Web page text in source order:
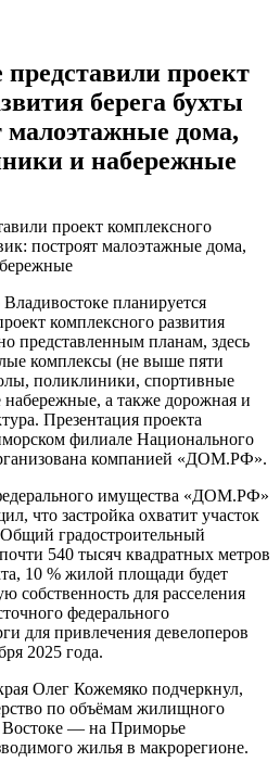
проект
берега бухты
дома,
и набережные
планируется
комплексного развития
представленным планам, здесь
комплексы (не выше пяти
поликлиники, спортивные
набережные, а также дорожная и
Презентация проекта
филиале Национального
компанией «ДОМ.РФ».
имущества «ДОМ.РФ»
что застройка охватит участок
градостроительный
540 тысяч квадратных метров
10 % жилой площади будет
собственность для расселения
федерального
для привлечения девелоперов
2025 года.
Олег Кожемяко подчеркнул,
по объёмам жилищного
Востоке — на Приморье
жилья в макрорегионе.